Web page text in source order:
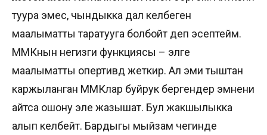
туура эмес, чындыкка дал келбеген
маалыматты таратууга болбойт деп эсептейм.
ММКнын негизги функциясы – элге
маалыматты опертивдүү жеткирүү. Ал эми тыштан
каржыланган ММКлар буйрук бергендер эмнени
айтса ошону эле жазышат. Бул жакшылыкка
алып келбейт. Бардыгы мыйзам чегинде